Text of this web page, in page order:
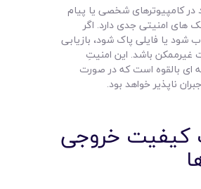
در کامپیوترهای شخصی یا پیام
های امنیتی جدی دارد. اگر
شود یا فایلی پاک شود، بازیابی
باشد. این امنیتِ
ای بالقوه است که در صورت
ناپذیر خواهد بود.
کیفیت خروجی